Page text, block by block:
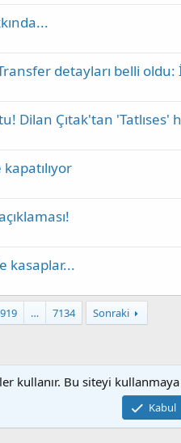
detayları belli oldu:
Dilan Çıtak'tan 'Tatlıses'
kasaplar...
… 7134 Sonraki
kullanır. Bu siteyi
Kabul